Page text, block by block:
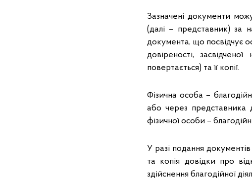
Зазначені документи
(далі – представник) за
документа, що посвідчує
довіреності,
повертається) та її копії.
Фізична особа –
або через
фізичної особи –
У разі подання
та копія довідки про
здійснення благодійної